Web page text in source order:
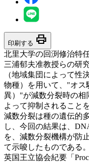
印刷する print
北里大学の回渕修治特
三浦郁夫准教授らの研
（地域集団によって性
物種）を用いて、"オス
異）"が減数分裂時の
よって抑制されること
減数分裂は種の遺伝的
し、今回の結果は、
を、減数分裂機構が防
て示唆したものである
英国王立協会紀要「